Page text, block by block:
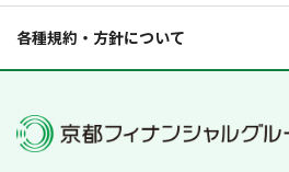
各種規約・方針について